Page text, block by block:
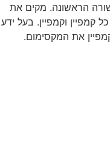
הראשונה. מקים את
וקמפיין. בעל ידע
את המקסימום.